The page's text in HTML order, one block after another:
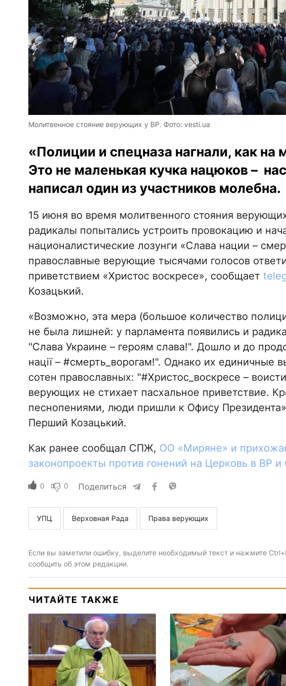
Молитвенное стояние верующих у ВР. Фото: vesti.ua
«Полиции и спецназа нагнали, как на
Это не маленькая кучка нацюков –
написал один из участников молебна.
15 июня во время молитвенного стояния
радикалы попытались устроить провокацию и
националистические лозунги «Слава нации –
православные верующие тысячами голосов
приветствием «Христос воскресе», сообщает
Козацький.
«Возможно, эта мера (большое количество
не была лишней: у парламента появились и
"Слава Украине – героям слава!". Дошло и до
нації – #смерть_ворогам!". Однако их единичные
сотен православных: "#Христос_воскресе –
верующих не стихает пасхальное приветствие.
песнопениями, люди пришли к Офису
Перший Козацький.
Как ранее сообщал СПЖ, ОО «Миряне» и
законопроекты против гонений на Церковь в ВР и
0 0 Поделиться
УПЦ Верховная Рада Права верующих
Если вы заметили ошибку, выделите необходимый текст и нажмите
сообщить об этом редакции.
ЧИТАЙТЕ ТАКЖЕ